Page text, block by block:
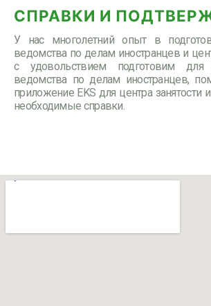
СПРАВКИ И
У нас многолетний опыт в
ведомства по делам иностранцев и
с удовольствием подготовим
ведомства по делам иностранцев,
приложение EKS для центра
необходимые справки.